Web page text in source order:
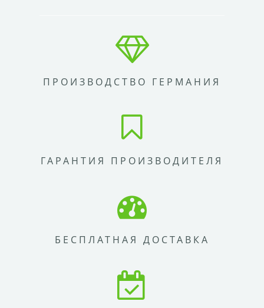
ПРОИЗВОДСТВО ГЕРМАНИЯ
ГАРАНТИЯ ПРОИЗВОДИТЕЛЯ
БЕСПЛАТНАЯ ДОСТАВКА